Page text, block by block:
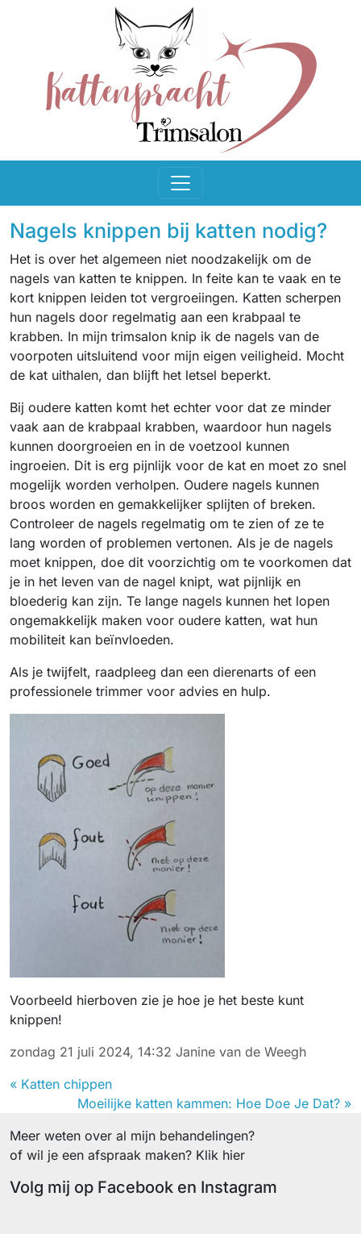
Nagels knippen bij katten nodig?
Het is over het algemeen niet noodzakelijk om de
nagels van katten te knippen. In feite kan te vaak en te
kort knippen leiden tot vergroeiingen. Katten scherpen
hun nagels door regelmatig aan een krabpaal te
krabben. In mijn trimsalon knip ik de nagels van de
voorpoten uitsluitend voor mijn eigen veiligheid. Mocht
de kat uithalen, dan blijft het letsel beperkt.
Bij oudere katten komt het echter voor dat ze minder
vaak aan de krabpaal krabben, waardoor hun nagels
kunnen doorgroeien en in de voetzool kunnen
ingroeien. Dit is erg pijnlijk voor de kat en moet zo snel
mogelijk worden verholpen. Oudere nagels kunnen
broos worden en gemakkelijker splijten of breken.
Controleer de nagels regelmatig om te zien of ze te
lang worden of problemen vertonen. Als je de nagels
moet knippen, doe dit voorzichtig om te voorkomen dat
je in het leven van de nagel knipt, wat pijnlijk en
bloederig kan zijn. Te lange nagels kunnen het lopen
ongemakkelijk maken voor oudere katten, wat hun
mobiliteit kan beïnvloeden.
Als je twijfelt, raadpleeg dan een dierenarts of een
professionele trimmer voor advies en hulp.
Voorbeeld hierboven zie je hoe je het beste kunt
knippen!
zondag 21 juli 2024, 14:32 Janine van de Weegh
« Katten chippen
Moeilijke katten kammen: Hoe Doe Je Dat? »
Meer weten over al mijn behandelingen?
of wil je een afspraak maken? Klik hier
Volg mij op Facebook en Instagram